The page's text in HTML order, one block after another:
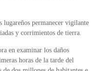
permanecer vigilante
y corrimientos de tierra.
en examinar los daños
horas de la tarde del